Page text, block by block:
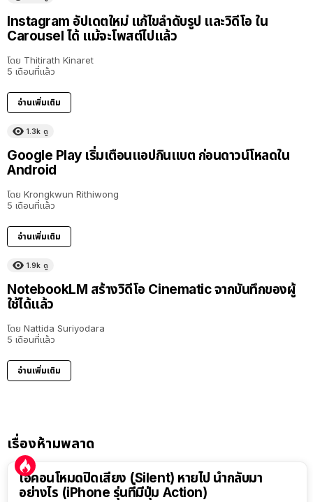
Instagram อัปเดตใหม่ แก้ไขลำดับรูป และวิดีโอ ใน
Carousel ได้ แม้จะโพสต์ไปแล้ว
โดย Thitirath Kinaret
5 เดือนที่แล้ว
อ่านเพิ่มเติม
1.3k ดู
Google Play เริ่มเตือนแอปกินแบต ก่อนดาวน์โหลดใน
Android
โดย Krongkwun Rithiwong
5 เดือนที่แล้ว
อ่านเพิ่มเติม
1.9k ดู
NotebookLM สร้างวิดีโอ Cinematic จากบันทึกของผู้
ใช้ได้แล้ว
โดย Nattida Suriyodara
5 เดือนที่แล้ว
อ่านเพิ่มเติม
เรื่องห้ามพลาด
ไอคอนโหมดปิดเสียง (Silent) หายไป นำกลับมา
อย่างไร (iPhone รุ่นที่มีปุ่ม Action)